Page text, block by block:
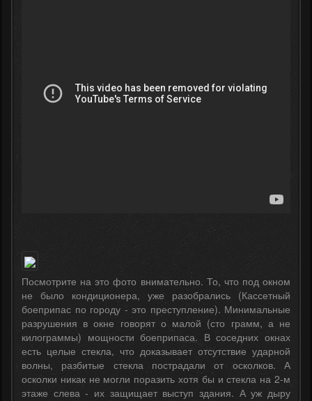
Посмотрите на это фото внимательно. То, что под окном
не было кондиционера, уже разобрались (Кассетный
боеприпас по городу - это преступление). Минимальные
разрушения в окне говорят о малой (сто грамм, а не
килограммы) мощности боеприпаса. В соседних окнах
есть целые стекла, что доказывает отсутствие ударной
волны, разбитые стекла пострадали от осколков. А
осколки никак не могли поразить хотя бы и стекла на 2-м
этаже слева - их защищает выступ здания. А уж дыру